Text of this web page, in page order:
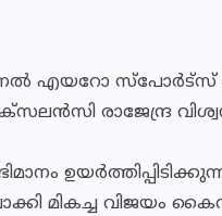
എയറോ സ്‌പോര്‍ട്‌സ്
രാജേന്ദ്ര
മികച്ച വിജയം